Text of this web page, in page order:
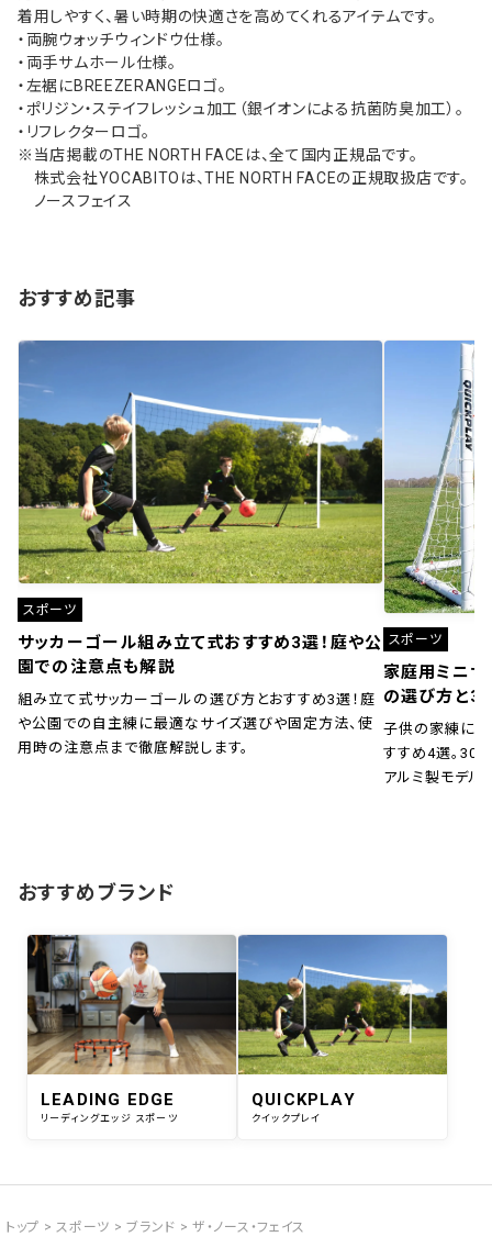
着用しやすく、暑い時期の快適さを高めてくれるアイテムです。
・両腕ウォッチウィンドウ仕様。
・両手サムホール仕様。
・左裾にBREEZERANGEロゴ。
・ポリジン・ステイフレッシュ加工（銀イオンによる抗菌防臭加工）。
・リフレクターロゴ。
※当店掲載のTHE NORTH FACEは、全て国内正規品です。
株式会社YOCABITOは、THE NORTH FACEの正規取扱店です。
ノースフェイス
おすすめ記事
スポーツ
サッカーゴール組み立て式おすすめ3選！庭や公
園での注意点も解説
組み立て式サッカーゴールの選び方とおすすめ3選！庭
や公園での自主練に最適なサイズ選びや固定方法、使
用時の注意点まで徹底解説します。
スポーツ
家庭用ミニサ
の選び方と
子供の家練に！
すすめ4選。30
アルミ製モデル
おすすめブランド
LEADING EDGE
リーディングエッジ スポーツ
QUICKPLAY
クイックプレイ
トップ スポーツ ブランド
ザ・ノース・フェイス